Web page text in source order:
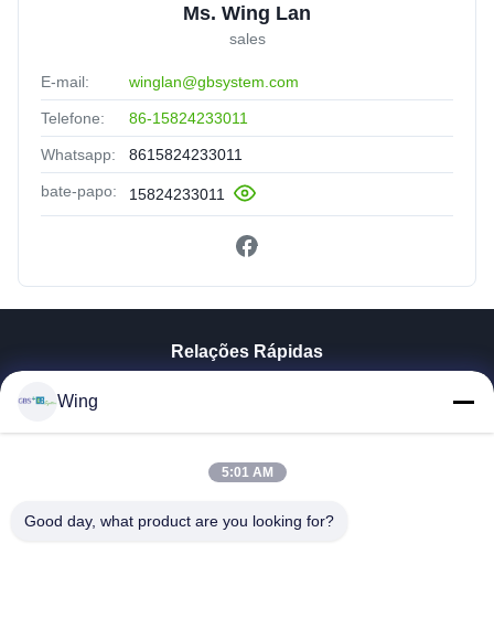
Ms. Wing Lan
sales
E-mail: winglan@gbsystem.com
Telefone: 86-15824233011
Whatsapp: 8615824233011
bate-papo: 15824233011
Relações Rápidas
Espetáculo VR
Visita À Fábrica
Wing
5:01 AM
Good day, what product are you looking for?